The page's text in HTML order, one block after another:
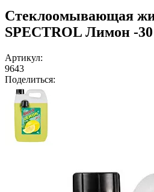
Стеклоомывающая
SPECTROL Лимон -30
Артикул:
9643
Поделиться: